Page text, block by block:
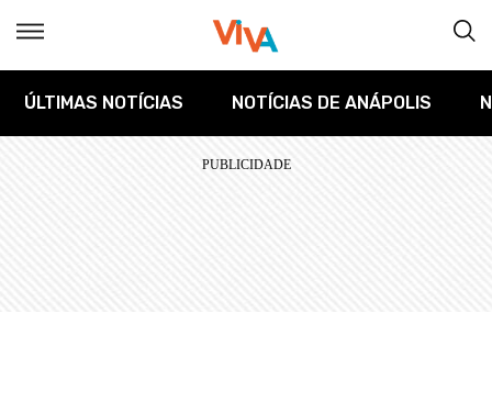
ÚLTIMAS NOTÍCIAS NOTÍCIAS DE ANÁPOLIS